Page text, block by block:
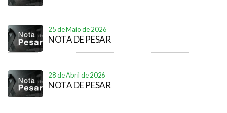
25 de Maio de 2026
NOTA DE PESAR
28 de Abril de 2026
NOTA DE PESAR